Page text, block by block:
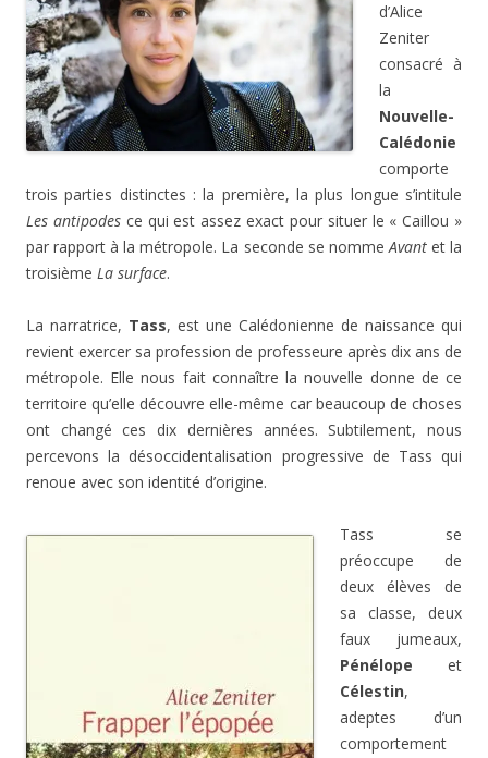
d’Alice
Zeniter
consacré à
la
Nouvelle-
Calédonie
comporte
trois parties distinctes : la première, la plus longue s’intitule
Les antipodesce qui est assez exact pour situer le « Caillou »
par rapport à la métropole. La seconde se nommeAvantet la
troisième La surface.
La narratrice, Tass, est une Calédonienne de naissance qui
revient exercer sa profession de professeure après dix ans de
métropole. Elle nous fait connaître la nouvelle donne de ce
territoire qu’elle découvre elle-même car beaucoup de choses
ont changé ces dix dernières années. Subtilement, nous
percevons la désoccidentalisation progressive de Tass qui
renoue avec son identité d’origine.
Tass se
préoccupe de
deux élèves de
sa classe, deux
faux jumeaux,
Pénélope et
Célestin,
adeptes d’un
comportement